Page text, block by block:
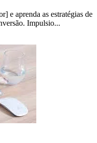
e aprenda as estratégias de
Impulsio...